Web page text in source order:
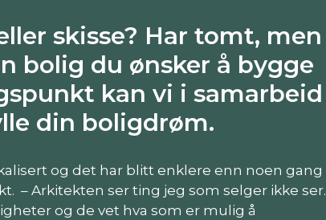
skisse? Har tomt, men
bolig du ønsker å bygge
kan vi i samarbeid
din boligdrøm.
og det har blitt enklere enn noen gang
– Arkitekten ser ting jeg som selger ikke ser.
og de vet hva som er mulig å